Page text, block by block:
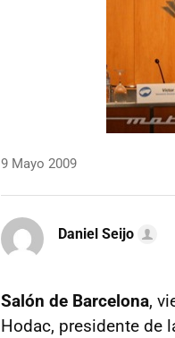
9 Mayo 2009
Daniel Seijo
Salón de Barcelona,
Hodac, presidente de